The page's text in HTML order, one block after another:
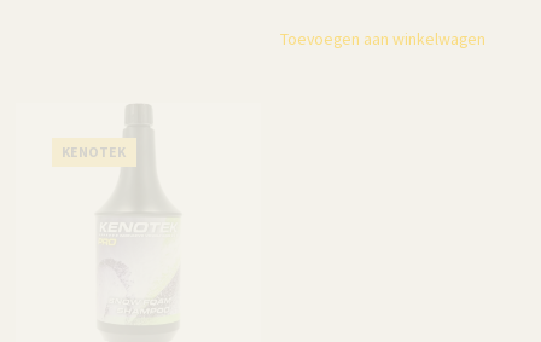
Toevoegen aan winkelwagen
KENOTEK